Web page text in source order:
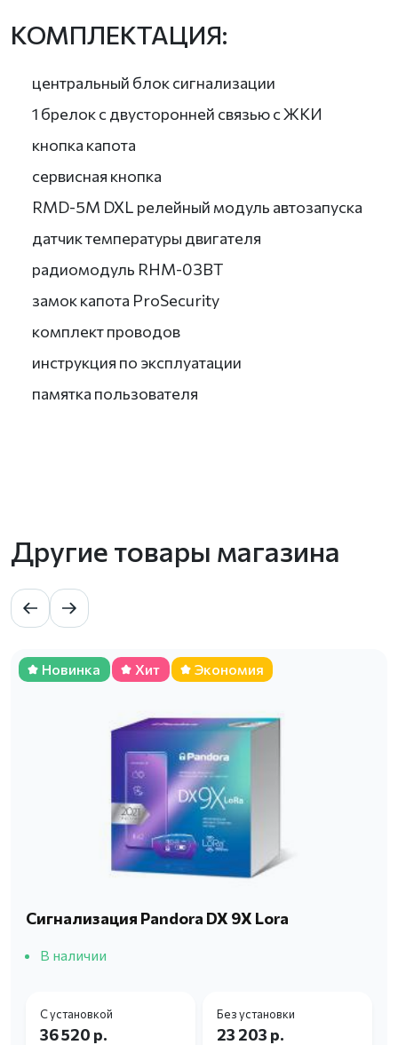
КОМПЛЕКТАЦИЯ:
центральный блок сигнализации
1 брелок с двусторонней связью с ЖКИ
кнопка капота
сервисная кнопка
RMD-5M DXL релейный модуль автозапуска
датчик температуры двигателя
радиомодуль RHM-03BT
замок капота ProSecurity
комплект проводов
инструкция по эксплуатации
памятка пользователя
Другие товары магазина
Новинка Хит Экономия
Сигнализация Pandora DX 9X Lora
В наличии
С установкой
36 520 р.
Без установки
23 203 р.